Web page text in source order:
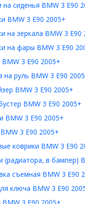
на сиденья BMW 3 E90
BMW 3 E90 2005+
на зеркала BMW 3 E90
на фары BMW 3 E90
3 E90 2005+
на руль BMW 3 E90
BMW 3 E90 2005+
BMW 3 E90 2005+
BMW 3 E90 2005+
3 E90 2005+
коврики BMW 3 E90
(радиатора, в бампер)
съемная BMW 3 E90
ключа BMW 3 E90